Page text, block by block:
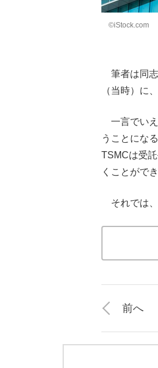
©iStock.com
筆者は同志
（当時）に
一言でいえ
うことにな
TSMCは受
くことがで
それでは、
前へ